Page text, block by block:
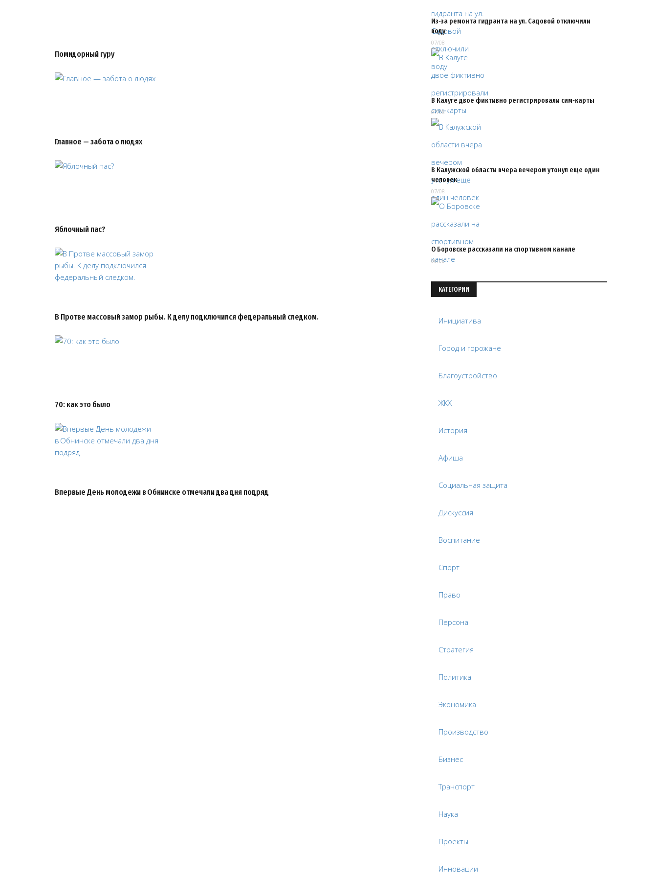
Помидорный гуру
Главное — забота о людях
Яблочный пас?
В Протве массовый замор рыбы. К делу подключился федеральный следком.
70: как это было
Впервые День молодежи в Обнинске отмечали два дня подряд
Из‑за ремонта гидранта на ул. Садовой отключили
воду
07/08
В Калуге двое фиктивно регистрировали сим‑карты
07/08
В Калужской области вчера вечером утонул еще один
человек
07/08
О Боровске рассказали на спортивном канале
06/08
КАТЕГОРИИ
Инициатива
Город и горожане
Благоустройство
ЖКХ
История
Афиша
Социальная защита
Дискуссия
Воспитание
Спорт
Право
Персона
Стратегия
Политика
Экономика
Производство
Бизнес
Транспорт
Наука
Проекты
Инновации